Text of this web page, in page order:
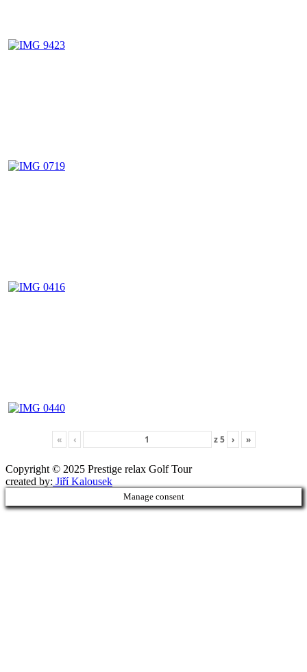
« ‹ z5 › »
Copyright © 2025 Prestige relax Golf Tour
Druhé
ménu
created by: Jiří Kalousek
Manage consent